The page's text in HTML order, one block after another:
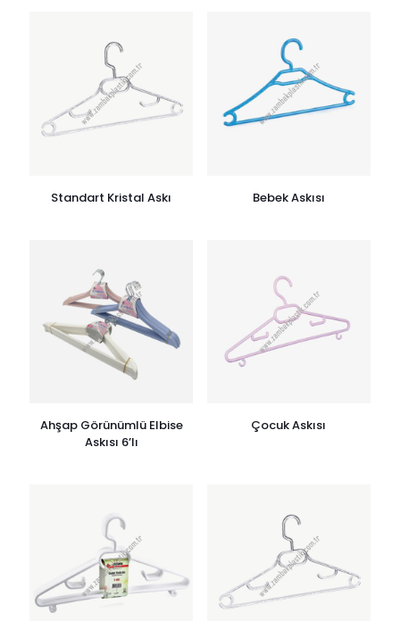
Standart Kristal Askı Bebek Askısı
Ahşap Görünümlü Elbise
Askısı 6’lı
Çocuk Askısı